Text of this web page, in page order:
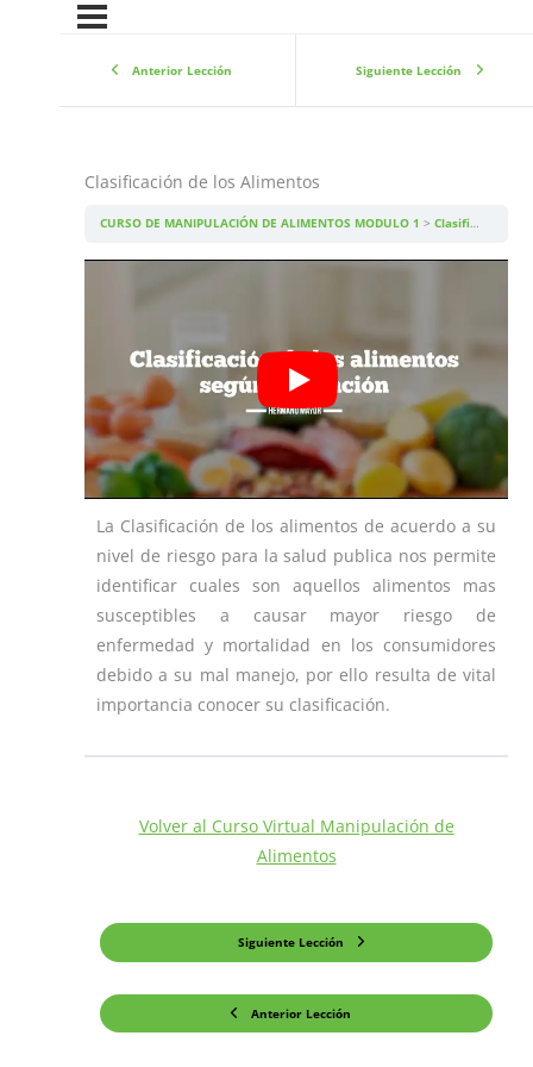
Anterior Lección Siguiente Lección
Clasificación de los Alimentos
CURSO DE MANIPULACIÓN DE ALIMENTOS MODULO 1 Clasificación de los Alimentos
La Clasificación de los alimentos de acuerdo a su
nivel de riesgo para la salud publica nos permite
identificar cuales son aquellos alimentos mas
susceptibles a causar mayor riesgo de
enfermedad y mortalidad en los consumidores
debido a su mal manejo, por ello resulta de vital
importancia conocer su clasificación.
Anterior Lección
Volver al Curso Virtual Manipulación de
Alimentos
Siguiente Lección